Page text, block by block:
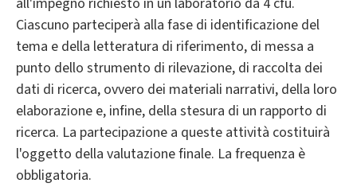
Ciascuno parteciperà alla fase di identificazione del
tema e della letteratura di riferimento, di messa a
punto dello strumento di rilevazione, di raccolta dei
dati di ricerca, ovvero dei materiali narrativi, della loro
elaborazione e, infine, della stesura di un rapporto di
ricerca. La partecipazione a queste attività costituirà
l'oggetto della valutazione finale. La frequenza è
obbligatoria.